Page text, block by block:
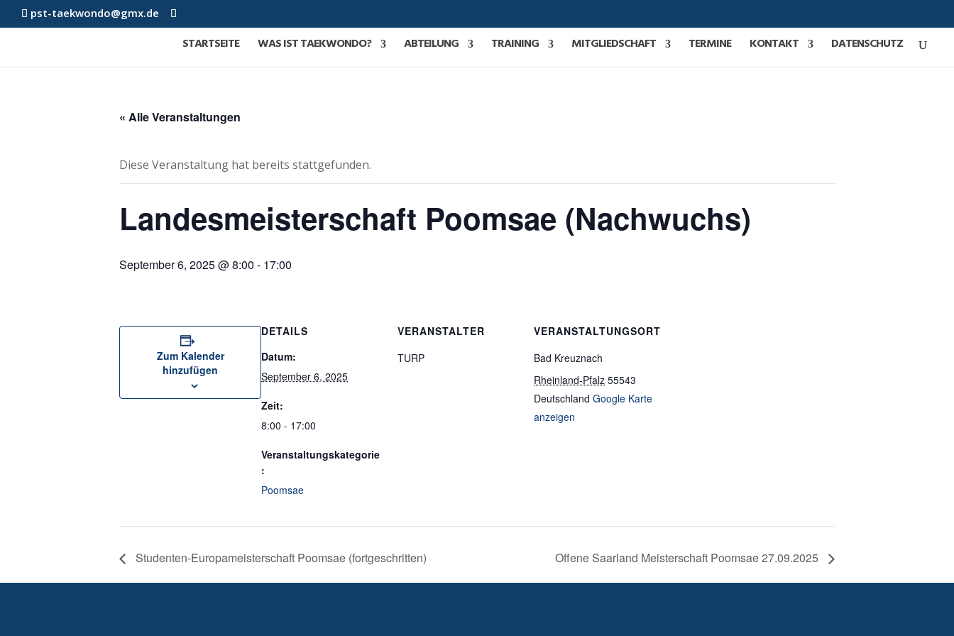
pst-taekwondo@gmx.de
STARTSEITE WAS IST TAEKWONDO? ABTEILUNG TRAINING MITGLIEDSCHAFT TERMINE KONTAKT DATENSCHUTZ
« Alle Veranstaltungen
Diese Veranstaltung hat bereits stattgefunden.
Landesmeisterschaft Poomsae (Nachwuchs)
September 6, 2025 @ 8:00 - 17:00
Zum Kalender
hinzufügen
DETAILS
Datum:
September 6, 2025
Zeit:
8:00 - 17:00
Veranstaltungskategorie
:
Poomsae
VERANSTALTER
TURP
VERANSTALTUNGSORT
Bad Kreuznach
Rheinland-Pfalz 55543
Deutschland Google Karte
anzeigen
Studenten-Europameisterschaft Poomsae (fortgeschritten) Offene Saarland Meisterschaft Poomsae 27.09.2025